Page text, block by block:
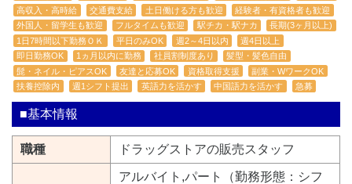
高収入・高時給
交通費支給 土日働ける方も歓迎
経験者・有資格者も歓迎
外国人・留学生も歓迎
フルタイムも歓迎 駅チカ・駅ナカ
長期(3ヶ月以上)
1日7時間以下勤務ＯＫ
平日のみOK 週2～4日以内
週4日以上
即日勤務OK
1ヵ月以内に勤務 社員割制度あり
髪型・髪色自由
髭・ネイル・ピアスOK
友達と応募OK 資格取得支援
副業・WワークOK
扶養控除内
週1シフト提出 英語力を活かす 中国語力を活かす 急募
■基本情報
職種 ドラッグストアの販売スタッフ
アルバイト,パート（勤務形態：シフ